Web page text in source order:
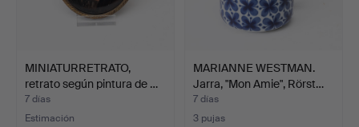
MINIATURRETRATO,
retrato según pintura de …
7 días
Estimación
MARIANNE WESTMAN.
Jarra, "Mon Amie", Rörst…
7 días
3 pujas